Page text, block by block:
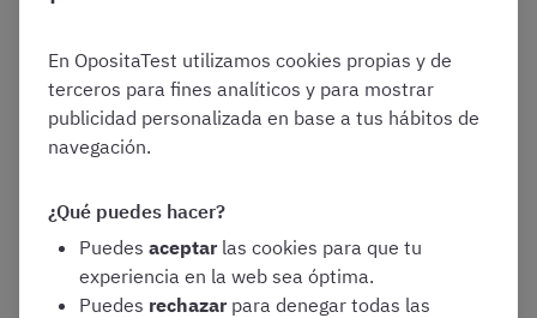
extraordinarias
que perciben los Celadores del Servicio
Valenciano de Salud dos veces al año (junio y diciembre).
Estas pagas incluyen:
El salario base
La antigüedad
Parte de las retribuciones complementarias
En OpositaTest utilizamos cookies propias y de
terceros para fines analíticos y para mostrar
publicidad personalizada en base a tus hábitos de
navegación.
¿Qué puedes hacer?
Puedes aceptar las cookies para que tu
experiencia en la web sea óptima.
Puedes rechazar para denegar todas las